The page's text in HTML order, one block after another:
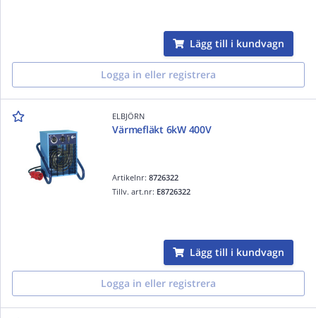
Lägg till i kundvagn
Logga in eller registrera
ELBJÖRN
Värmefläkt 6kW 400V
Artikelnr:8726322
Tillv. art.nr: E8726322
Lägg till i kundvagn
Logga in eller registrera